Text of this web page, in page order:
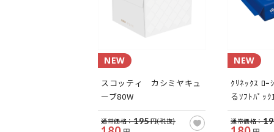
NEW
スコッティ カシミヤキュ
ーブ80W
通常価格：195円(税抜)
NEW
ｸﾘﾈｯｸｽ ﾛｰ
るｿﾌﾄﾊﾟｯｸ
通常価格：